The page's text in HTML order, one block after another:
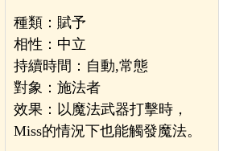
種類：賦予
相性：中立
持續時間：自動,常態
對象：施法者
效果：以魔法武器打擊時，
Miss的情況下也能觸發魔法。